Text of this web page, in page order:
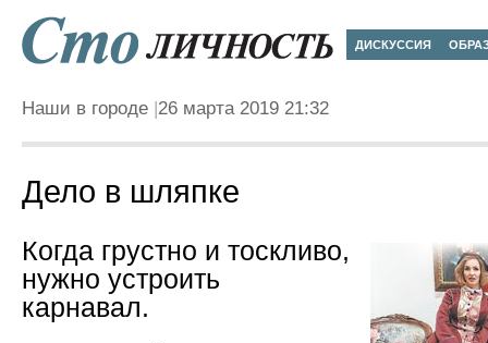
ДИСКУССИЯ
Наши в городе 26 марта 2019 21:32
Дело в шляпке
Когда грустно и тоскливо,
нужно устроить
карнавал.